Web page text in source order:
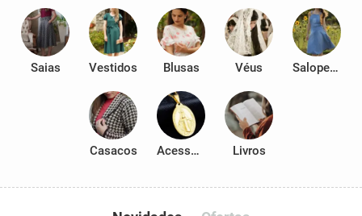
Saias Vestidos Blusas Véus Salopetes
Casacos Acessórios Livros